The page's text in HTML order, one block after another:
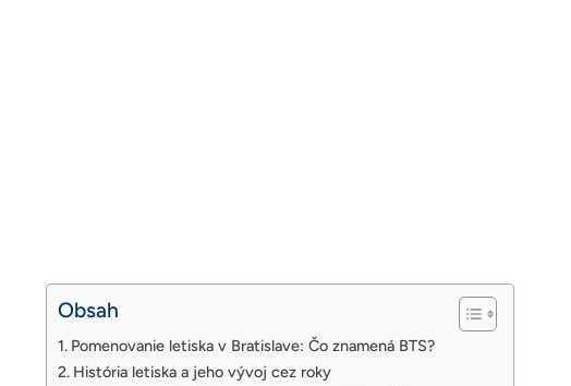
Obsah
Pomenovanie letiska v Bratislave: Čo znamená BTS?
História letiska a jeho vývoj cez roky